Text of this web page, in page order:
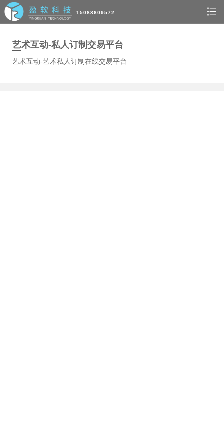
15088609572
艺术互动-私人订制交易平台
艺术互动-艺术私人订制在线交易平台